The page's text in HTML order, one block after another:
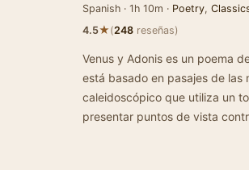
Spanish · 1h 10m · Poetry,
4.5★(248 reseñas)
Venus y Adonis es un poema
está basado en pasajes de las
caleidoscópico que utiliza un
presentar puntos de vista